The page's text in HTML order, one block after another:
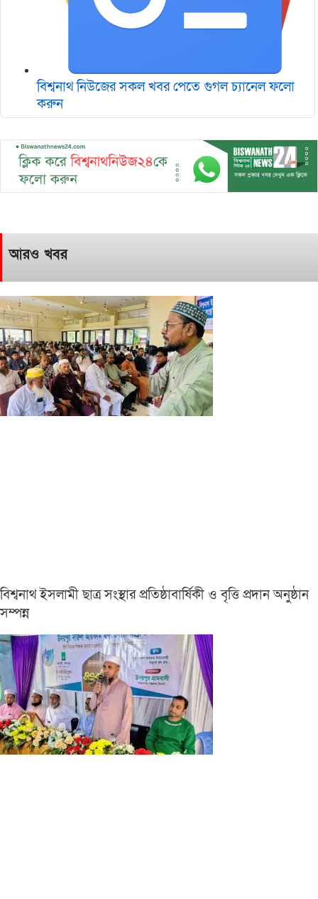
বিশ্বনাথ নিউজের সকল খবর পেতে গুগল চ‌্যানেল ফলো
করুন
আরও খবর
বিশ্বনাথ ইসলামী ছাত্র সংস্থার প্রতিষ্ঠাবার্ষিকী ও বৃত্তি প্রদান অনুষ্ঠান
সম্পন্ন